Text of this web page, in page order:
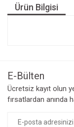
Ürün Bilgisi
E-Bülten
Ücretsiz kayıt olun
fırsatlardan anında